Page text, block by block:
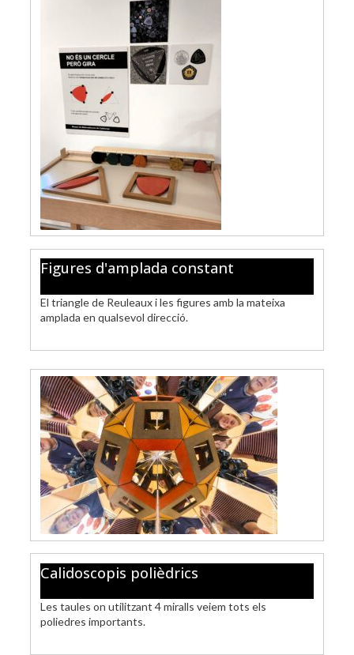
Figures d'amplada constant
El triangle de Reuleaux i les figures amb la mateixa
amplada en qualsevol direcció.
Calidoscopis polièdrics
Les taules on utilitzant 4 miralls veiem tots els
poliedres importants.